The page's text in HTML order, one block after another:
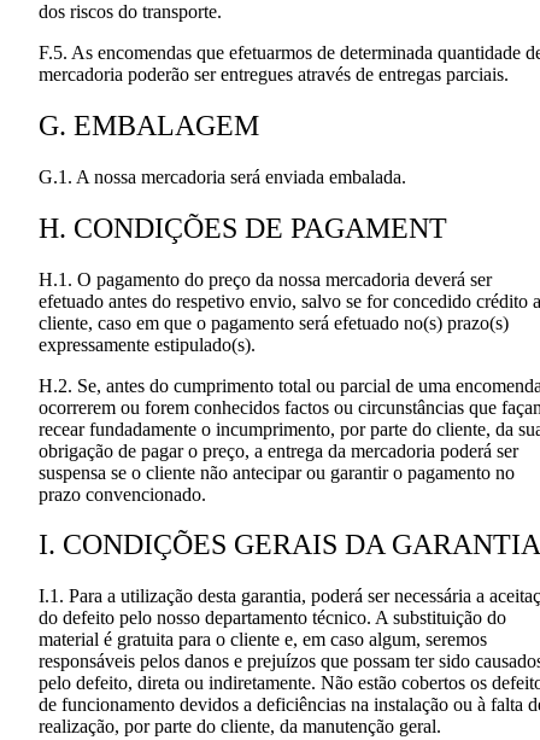
dos riscos do transporte.
F.5. As encomendas que efetuarmos de determinada quantidade
mercadoria poderão ser entregues através de entregas parciais.
G. EMBALAGEM
G.1. A nossa mercadoria será enviada embalada.
H. CONDIÇÕES DE PAGAMENT
H.1. O pagamento do preço da nossa mercadoria deverá ser
efetuado antes do respetivo envio, salvo se for concedido crédito
cliente, caso em que o pagamento será efetuado no(s) prazo(s)
expressamente estipulado(s).
H.2. Se, antes do cumprimento total ou parcial de uma
ocorrerem ou forem conhecidos factos ou circunstâncias que
recear fundadamente o incumprimento, por parte do cliente, da
obrigação de pagar o preço, a entrega da mercadoria poderá ser
suspensa se o cliente não antecipar ou garantir o pagamento no
prazo convencionado.
I. CONDIÇÕES GERAIS DA GARANTIA
I.1. Para a utilização desta garantia, poderá ser necessária a
do defeito pelo nosso departamento técnico. A substituição do
material é gratuita para o cliente e, em caso algum, seremos
responsáveis pelos danos e prejuízos que possam ter sido
pelo defeito, direta ou indiretamente. Não estão cobertos os
de funcionamento devidos a deficiências na instalação ou à falta
realização, por parte do cliente, da manutenção geral.